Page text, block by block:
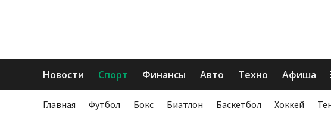
Новости Спорт Финансы Авто Техно Афиша
Главная Футбол Бокс Биатлон Баскетбол Хоккей